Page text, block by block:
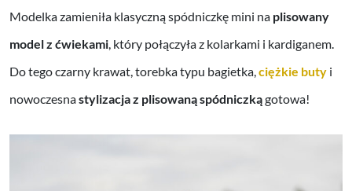
Modelka zamieniła klasyczną spódniczkę mini na plisowany
model z ćwiekami, który połączyła z kolarkami i kardiganem.
Do tego czarny krawat, torebka typu bagietka,ciężkie buty i
nowoczesnastylizacja z plisowaną spódniczkągotowa!